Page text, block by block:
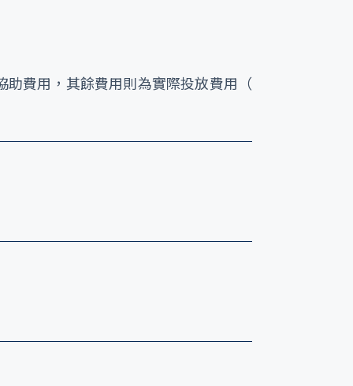
費用，其餘費用則為實際投放費用（